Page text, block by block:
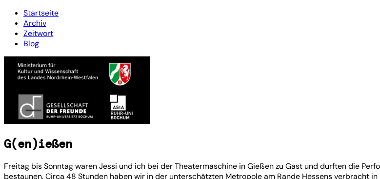
Startseite
Archiv
Zeitwort
Blog
G(en)ießen
Freitag bis Sonntag waren Jessi und ich bei der Theatermaschine in Gießen zu Gast und durften die
bestaunen. Circa 48 Stunden haben wir in der unterschätzten Metropole am Rande Hessens verbracht